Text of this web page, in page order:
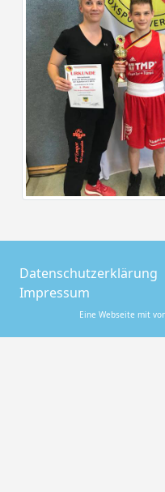
Datenschutzerklärung
Impressum
Eine Webseite mit